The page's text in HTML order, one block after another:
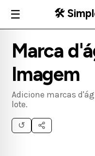
☰ 🛠️
Marca
Imagem
Adicione marcas
lote.
↺